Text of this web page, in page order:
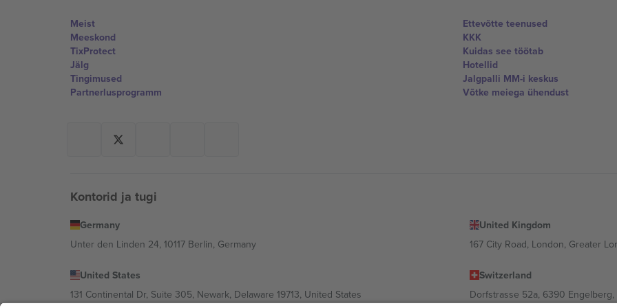
Meist
Meeskond
TixProtect
Jälg
Tingimused
Partnerlusprogramm
Ettevõtte teenused
KKK
Kuidas see töötab
Hotellid
Jalgpalli MM-i keskus
Võtke meiega ühendust
Kontorid ja tugi
Germany
Unter den Linden 24, 10117 Berlin, Germany
United Kingdom
167 City Road, London, Greater
United States
131 Continental Dr, Suite 305, Newark, Delaware 19713, United States
Switzerland
Dorfstrasse 52a, 6390 Engelberg,